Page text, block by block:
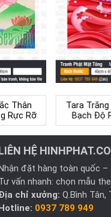
Thân
Rực Rỡ
Tara
Bạch Độ
HỆ
Nhận đặt hàng toàn quốc –
vấn nhanh: chọn mẫu
chỉ xưởng: Q.Bình Tân,
Hotline: 0937 789 949